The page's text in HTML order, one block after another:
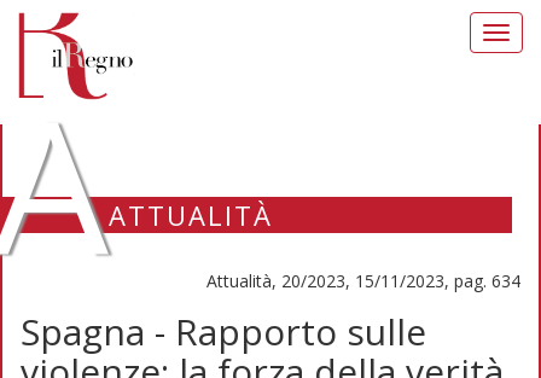
ATTUALITÀ
Attualità, 20/2023, 15/11/2023, pag. 634
Spagna - Rapporto sulle